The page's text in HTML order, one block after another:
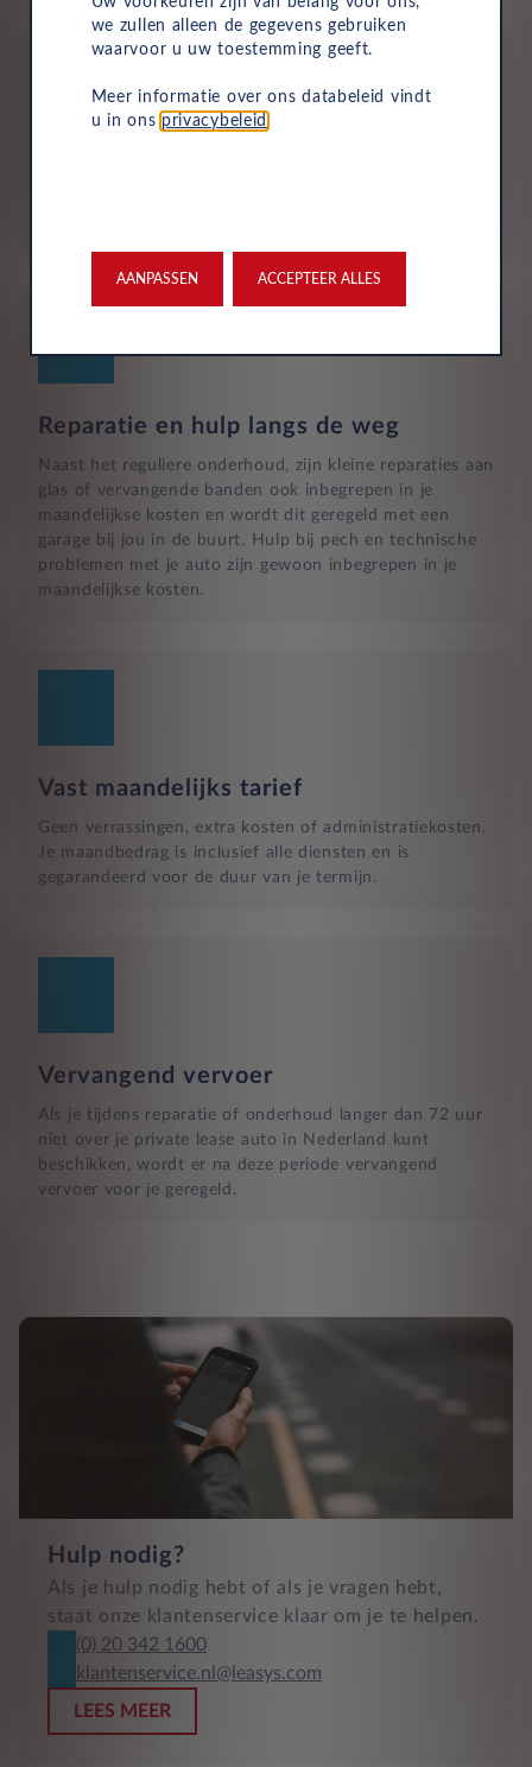
Reparatie en hulp langs de weg
Naast het reguliere onderhoud, zijn kleine reparaties aan
glas of vervangende banden ook inbegrepen in je
maandelijkse kosten en wordt dit geregeld met een
garage bij jou in de buurt. Hulp bij pech en technische
problemen met je auto zijn gewoon inbegrepen in je
maandelijkse kosten.
Vast maandelijks tarief
Geen verrassingen, extra kosten of administratiekosten.
Je maandbedrag is inclusief alle diensten en is
gegarandeerd voor de duur van je termijn.
Vervangend vervoer
Als je tijdens reparatie of onderhoud langer dan 72 uur
niet over je private lease auto in Nederland kunt
beschikken, wordt er na deze periode vervangend
vervoer voor je geregeld.
Hulp nodig?
Als je hulp nodig hebt of als je vragen hebt,
staat onze klantenservice klaar om je te helpen.
(0) 20 342 1600
klantenservice.nl@leasys.com
LEES MEER
we zullen alleen de gegevens gebruiken
waarvoor u uw toestemming geeft.
Meer informatie over ons databeleid vindt
u in ons privacybeleid
AANPASSEN ACCEPTEER ALLES